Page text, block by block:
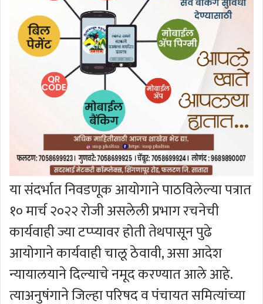
या संदर्भात निवडणूक आयोगाने पाठविलेल्या पत्रात
१० मार्च २०२२ रोजी असलेली प्रभाग रचनेची
कार्यवाही ज्या टप्प्यावर होती तेथपासून पुढे
आयोगाने कार्यवाही चालू ठेवावी, असा आदेश
न्यायालयाने दिल्याचे नमूद करण्यात आले आहे.
त्याअनुषंगाने जिल्हा परिषद व पंचायत समित्यांच्या